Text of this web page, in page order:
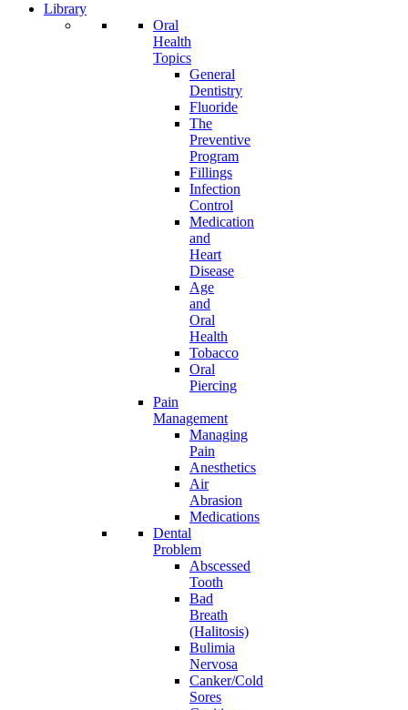
Library
Oral
Health
Topics
General
Dentistry
Fluoride
The
Preventive
Program
Fillings
Infection
Control
Medication
and
Heart
Disease
Age
and
Oral
Health
Tobacco
Oral
Piercing
Pain
Management
Managing
Pain
Anesthetics
Air
Abrasion
Medications
Dental
Problem
Abscessed
Tooth
Bad
Breath
(Halitosis)
Bulimia
Nervosa
Canker/Cold
Sores